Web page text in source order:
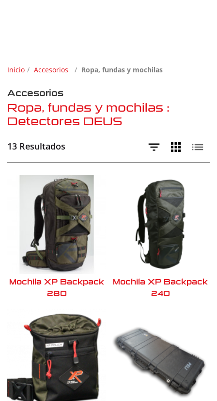
Inicio Accesorios Ropa, fundas y mochilas
Accesorios
Ropa, fundas y mochilas :
Detectores DEUS
13 Resultados
Mochila XP Backpack
280
Mochila XP Backpack
240